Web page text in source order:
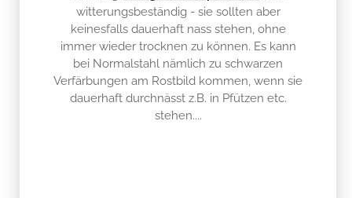
witterungsbeständig - sie sollten aber
keinesfalls dauerhaft nass stehen, ohne
immer wieder trocknen zu können. Es kann
bei Normalstahl nämlich zu schwarzen
Verfärbungen am Rostbild kommen, wenn sie
dauerhaft durchnässt z.B. in Pfützen etc.
stehen....